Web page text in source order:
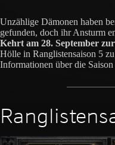
Unzählige Dämonen haben
gefunden, doch ihr Ansturm
Kehrt am 28. September
Hölle in Ranglistensaison 5
Informationen über die